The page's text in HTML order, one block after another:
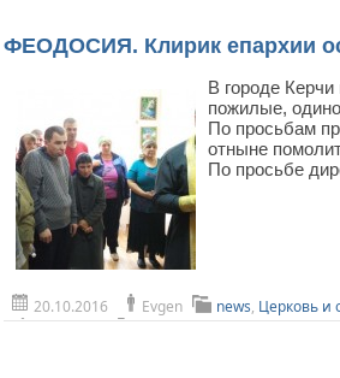
ФЕОДОСИЯ. Клирик епархии
В городе
пожилые,
По просьбам
отныне
По просьбе
20.10.2016 Evgen news, Церковь и